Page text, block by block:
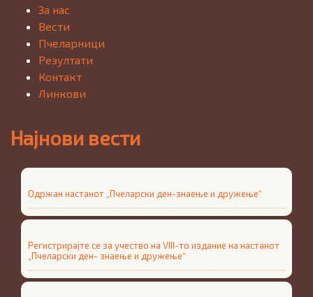
За нас
Вести
Пчеларници
Резултати
Контакт
Линкови
Најнови вести
Одржан настанот „Пчеларски ден-знаење и дружење“
Регистрирајте се за учество на VIII-то издание на настанот
„Пчеларски ден- знаење и дружење“